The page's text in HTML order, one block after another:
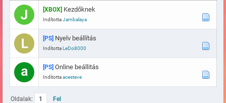
[XBOX] Kezdőknek
IndítottaJambalaya
[PS] Nyelv beállítás
Indította LeDo8000
[PS] Online beállitás
Indítottaacesteve
Oldalak: 1 Fel